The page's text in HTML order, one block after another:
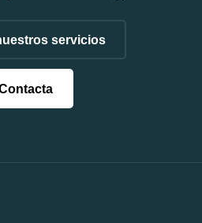
servicios